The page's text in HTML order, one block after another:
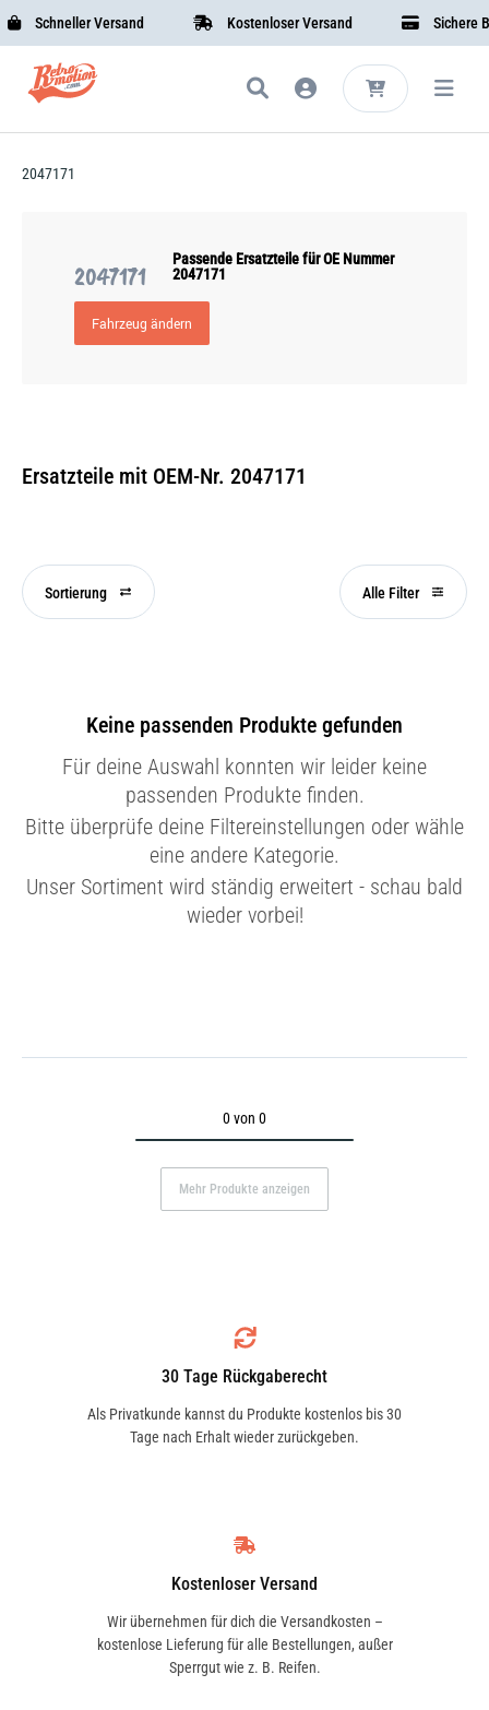
Schneller Versand Kostenloser Versand Sichere
2047171
2047171
Passende Ersatzteile für OE Nummer
2047171
Fahrzeug ändern
Ersatzteile mit OEM-Nr. 2047171
Sortierung Alle Filter
Keine passenden Produkte gefunden
Für deine Auswahl konnten wir leider keine
passenden Produkte finden.
Bitte überprüfe deine Filtereinstellungen oder wähle
eine andere Kategorie.
Unser Sortiment wird ständig erweitert - schau bald
wieder vorbei!
0 von 0
Mehr Produkte anzeigen
30 Tage Rückgaberecht
Als Privatkunde kannst du Produkte kostenlos bis 30
Tage nach Erhalt wieder zurückgeben.
Kostenloser Versand
Wir übernehmen für dich die Versandkosten –
kostenlose Lieferung für alle Bestellungen, außer
Sperrgut wie z. B. Reifen.